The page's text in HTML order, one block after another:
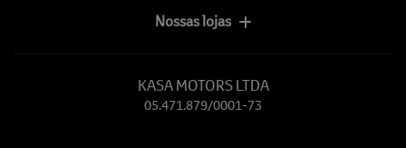
Nossas lojas
KASA MOTORS LTDA
05.471.879/0001-73